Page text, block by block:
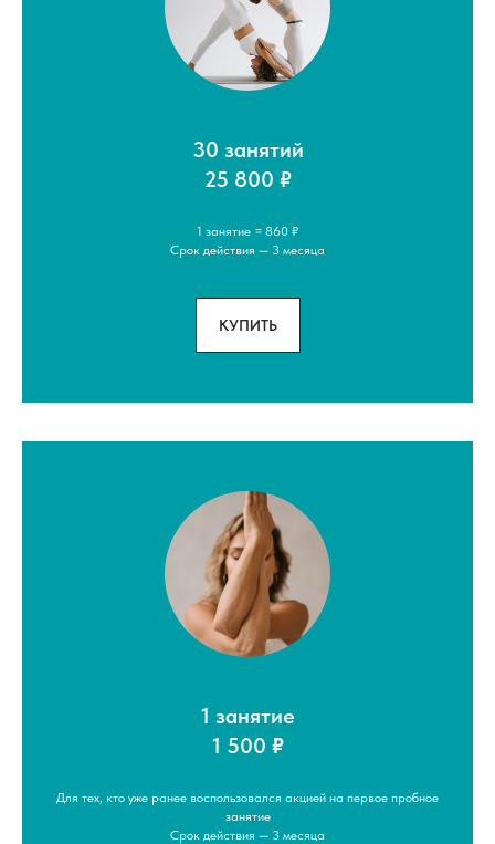
30 занятий
25 800 ₽
1 занятие = 860 ₽
Срок действия — 3 месяца
КУПИТЬ
1 занятие
1 500 ₽
Для тех, кто уже ранее воспользовался акцией на первое пробное
занятие
Срок действия — 3 месяца